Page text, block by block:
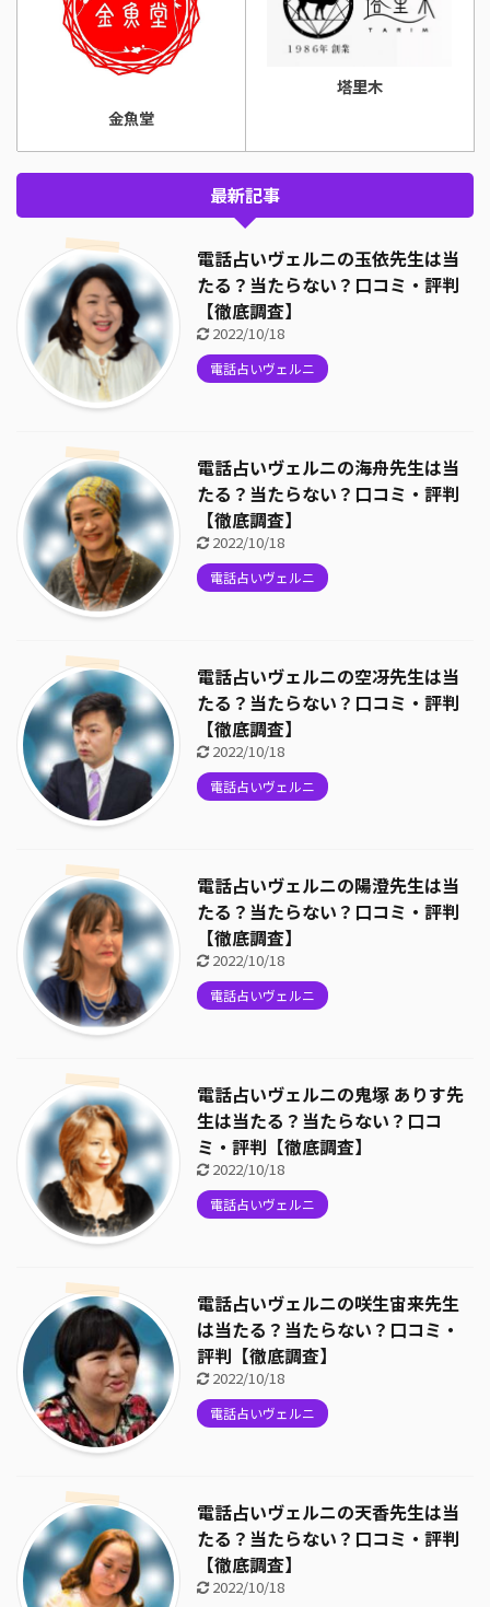
金魚堂
塔里木
最新記事
電話占いヴェルニの玉依先生は当
たる？当たらない？口コミ・評判
【徹底調査】
2022/10/18
電話占いヴェルニ
電話占いヴェルニの海舟先生は当
たる？当たらない？口コミ・評判
【徹底調査】
2022/10/18
電話占いヴェルニ
電話占いヴェルニの空冴先生は当
たる？当たらない？口コミ・評判
【徹底調査】
2022/10/18
電話占いヴェルニ
電話占いヴェルニの陽澄先生は当
たる？当たらない？口コミ・評判
【徹底調査】
2022/10/18
電話占いヴェルニ
電話占いヴェルニの鬼塚 ありす先
生は当たる？当たらない？口コ
ミ・評判【徹底調査】
2022/10/18
電話占いヴェルニ
電話占いヴェルニの咲生宙来先生
は当たる？当たらない？口コミ・
評判【徹底調査】
2022/10/18
電話占いヴェルニ
電話占いヴェルニの天香先生は当
たる？当たらない？口コミ・評判
【徹底調査】
2022/10/18